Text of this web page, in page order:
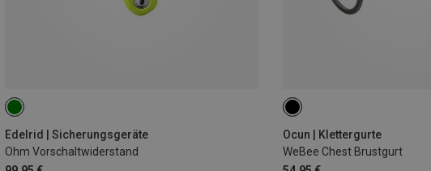
Edelrid | Sicherungsgeräte
Ohm Vorschaltwiderstand
Ocun | Klettergurte
WeBee Chest Brustgurt
ONE SIZE